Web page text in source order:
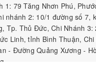
1: 79 Tăng Nhơn Phú,
nhánh 2: 10/1 đường số 7,
Tp. Thủ Đức, Chi Nhánh 3:
Linh, tỉnh Bình Thuận, Chi
- Đường Quảng Xương -